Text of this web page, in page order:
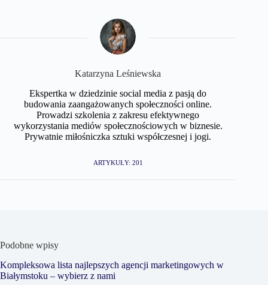
Katarzyna Leśniewska
Ekspertka w dziedzinie social media z pasją do
budowania zaangażowanych społeczności online.
Prowadzi szkolenia z zakresu efektywnego
wykorzystania mediów społecznościowych w biznesie.
Prywatnie miłośniczka sztuki współczesnej i jogi.
ARTYKUŁY: 201
Podobne wpisy
Kompleksowa lista najlepszych agencji marketingowych w
Białymstoku – wybierz z nami